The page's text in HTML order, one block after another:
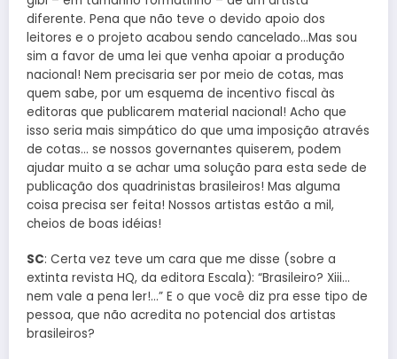
diferente. Pena que não teve o devido apoio dos
leitores e o projeto acabou sendo cancelado…Mas sou
sim a favor de uma lei que venha apoiar a produção
nacional! Nem precisaria ser por meio de cotas, mas
quem sabe, por um esquema de incentivo fiscal às
editoras que publicarem material nacional! Acho que
isso seria mais simpático do que uma imposição através
de cotas… se nossos governantes quiserem, podem
ajudar muito a se achar uma solução para esta sede de
publicação dos quadrinistas brasileiros! Mas alguma
coisa precisa ser feita! Nossos artistas estão a mil,
cheios de boas idéias!
SC: Certa vez teve um cara que me disse (sobre a
extinta revista HQ, da editora Escala): “Brasileiro? Xiii…
nem vale a pena ler!…” E o que você diz pra esse tipo de
pessoa, que não acredita no potencial dos artistas
brasileiros?